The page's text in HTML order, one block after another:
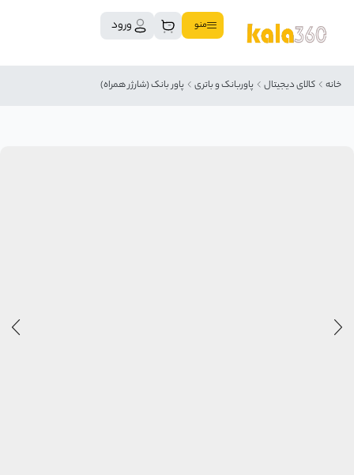
منو ورود
خانه کالای دیجیتال پاوربانک و باتری پاور بانک (شارژر همراه)